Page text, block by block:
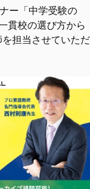
ー「中学受験の
貫校の選び方から
担当させていただ